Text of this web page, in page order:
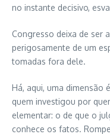
no instante decisivo,
Congresso deixa de ser
perigosamente de um
tomadas fora dele.
Há, aqui, uma dimensão
quem investigou por
elementar: o de que o
conhece os fatos.